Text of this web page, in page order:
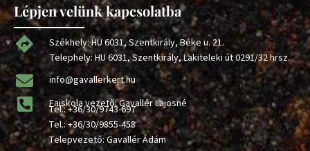
Lépjen velünk kapcsolatba
Székhely: HU 6031, Szentkirály, Béke u. 21.
Telephely: HU 6031, Szentkirály, Lakiteleki út 0291/32 hrsz.
info@gavallerkert.hu
Faiskola vezető: Gavallér Lajosné
Tel.:+36/30/9743-697
Tel.:+36/30/9855-458
Telepvezető: Gavallér Ádám